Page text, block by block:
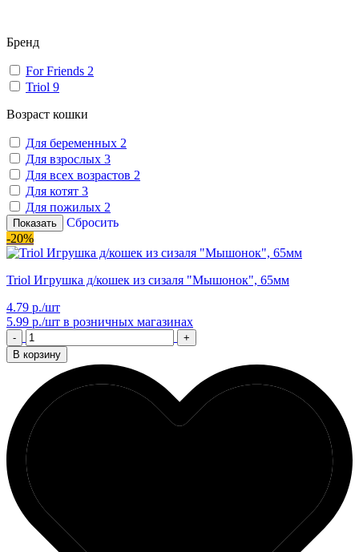
Бренд
For Friends 2
Triol 9
Возраст кошки
Для беременных 2
Для взрослых 3
Для всех возрастов 2
Для котят 3
Для пожилых 2
Показать
Сбросить
-20%
Triol Игрушка д/кошек из сизаля "Мышонок", 65мм
4.79 р./шт
5.99 р./шт в розничных магазинах
-
+
В корзину